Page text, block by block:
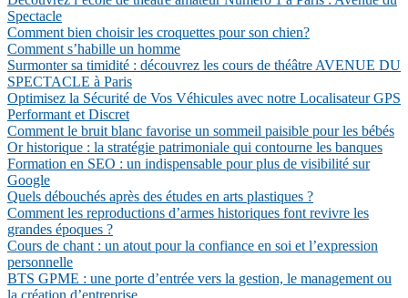
Spectacle
Comment bien choisir les croquettes pour son chien?
Comment s’habille un homme
Surmonter sa timidité : découvrez les cours de théâtre AVENUE DU
SPECTACLE à Paris
Optimisez la Sécurité de Vos Véhicules avec notre Localisateur GPS
Performant et Discret
Comment le bruit blanc favorise un sommeil paisible pour les bébés
Or historique : la stratégie patrimoniale qui contourne les banques
Formation en SEO : un indispensable pour plus de visibilité sur
Google
Quels débouchés après des études en arts plastiques ?
Comment les reproductions d’armes historiques font revivre les
grandes époques ?
Cours de chant : un atout pour la confiance en soi et l’expression
personnelle
BTS GPME : une porte d’entrée vers la gestion, le management ou
la création d’entreprise